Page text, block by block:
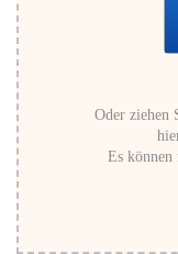
Oder ziehen
Es